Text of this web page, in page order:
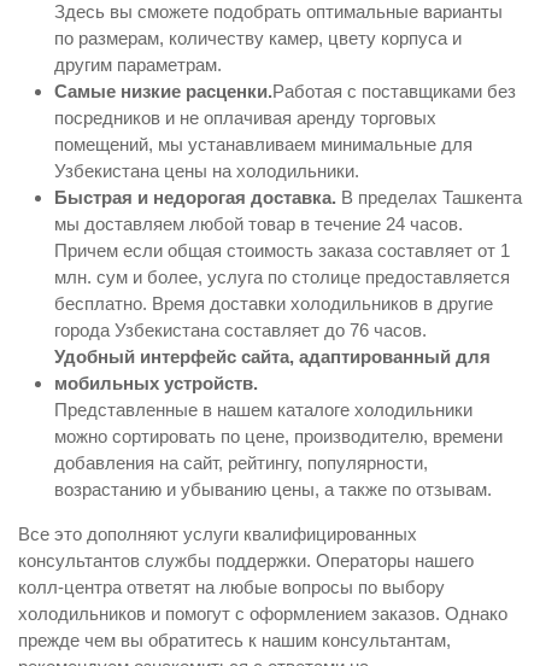
Здесь вы сможете подобрать оптимальные варианты
по размерам, количеству камер, цвету корпуса и
другим параметрам.
Самые низкие расценки.Работая с поставщиками без
посредников и не оплачивая аренду торговых
помещений, мы устанавливаем минимальные для
Узбекистана цены на холодильники.
Быстрая и недорогая доставка. В пределах Ташкента
мы доставляем любой товар в течение 24 часов.
Причем если общая стоимость заказа составляет от 1
млн. сум и более, услуга по столице предоставляется
бесплатно. Время доставки холодильников в другие
города Узбекистана составляет до 76 часов.
Удобный интерфейс сайта, адаптированный для
мобильных устройств.
Представленные в нашем каталоге холодильники
можно сортировать по цене, производителю, времени
добавления на сайт, рейтингу, популярности,
возрастанию и убыванию цены, а также по отзывам.
Все это дополняют услуги квалифицированных
консультантов службы поддержки. Операторы нашего
колл-центра ответят на любые вопросы по выбору
холодильников и помогут с оформлением заказов. Однако
прежде чем вы обратитесь к нашим консультантам,